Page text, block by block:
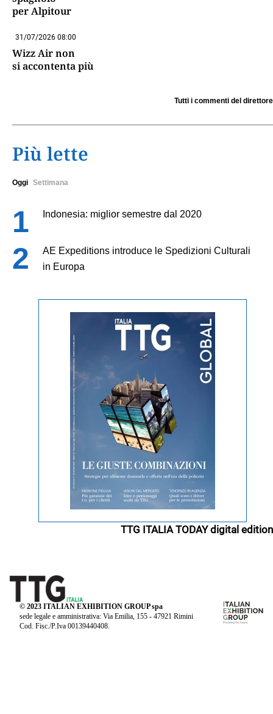
per Alpitour
31/07/2026 08:00
Wizz Air non
si accontenta più
Tutti i commenti del direttore
Più lette
Oggi Settimana
Indonesia: miglior semestre dal 2020
AE Expeditions introduce le Spedizioni Culturali
in Europa
TTG ITALIA TODAY digital edition
© 2023 ITALIAN EXHIBITION GROUP spa
sede legale e amministrativa: Via Emilia, 155 - 47921 Rimini
Cod. Fisc./P.Iva 00139440408.